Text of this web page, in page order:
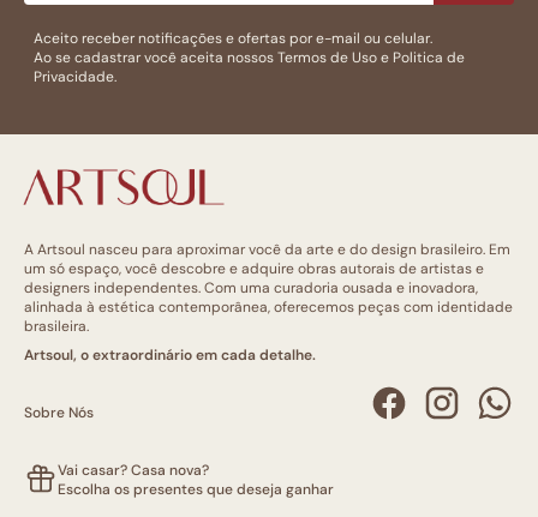
Aceito receber notificações e ofertas por e-mail ou celular.
Ao se cadastrar você aceita nossosTermos de Usoe Politica de
Privacidade.
A Artsoul nasceu para aproximar você da arte e do design brasileiro. Em
um só espaço, você descobre e adquire obras autorais de artistas e
designers independentes. Com uma curadoria ousada e inovadora,
alinhada à estética contemporânea, oferecemos peças com identidade
brasileira.
Artsoul, o extraordinário em cada detalhe.
Sobre Nós
Vai casar? Casa nova?
Escolha os presentes que deseja ganhar